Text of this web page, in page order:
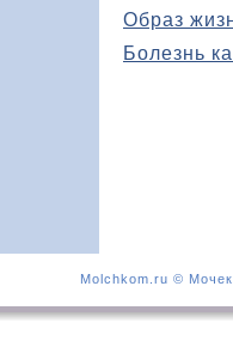
Образ
Болезнь
Molchkom.ru ©